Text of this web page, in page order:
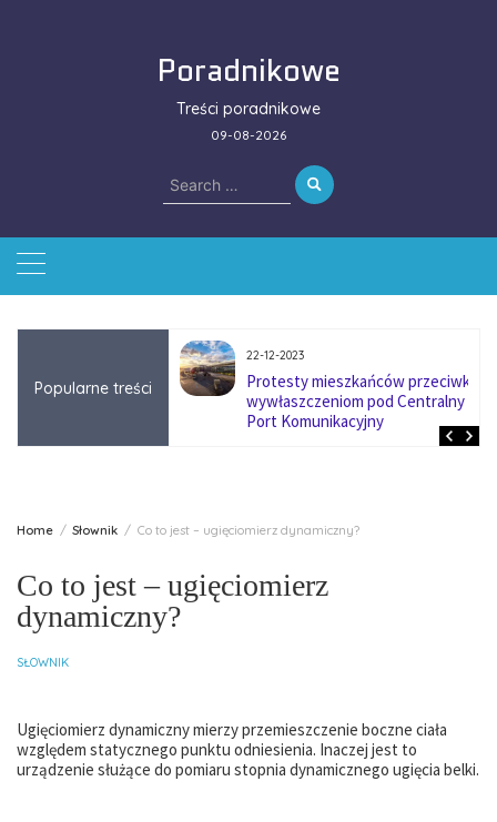
Poradnikowe
Treści poradnikowe
09-08-2026
Search
for:
Popularne treści
się na zmianę
w firmach
22-12-2023
Protesty mieszkańców przeciwko
wywłaszczeniom pod Centralny
Port Komunikacyjny
Home Słownik Co to jest – ugięciomierz dynamiczny?
Co to jest – ugięciomierz
dynamiczny?
SŁOWNIK
Ugięciomierz dynamiczny mierzy przemieszczenie boczne ciała
względem statycznego punktu odniesienia. Inaczej jest to
urządzenie służące do pomiaru stopnia dynamicznego ugięcia belki.